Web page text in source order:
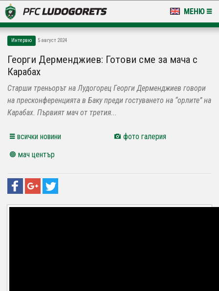
МЕНЮ
LUDOGORETS TV
НА ТЕРЕНА
СТАДИОН & БАЗИ
Интервю 5 август 2024
Георги Дерменджиев: Готови сме за мача с
Карабах
Старши треньорът на Лудогорец Георги Дерменджиев говори
на пресконференцията в Баку преди гостуването на “орлите” на
Карабах. Първият мач от третия...
всички новини
фото галерия
мач център